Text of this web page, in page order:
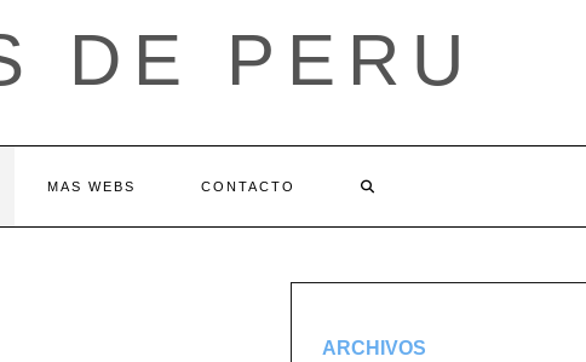
DE PERU
MAS WEBS CONTACTO
ARCHIVOS